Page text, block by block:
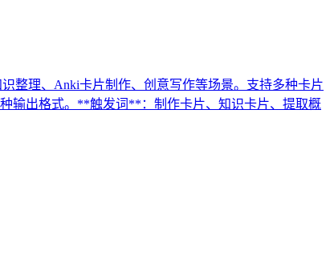
整理、Anki卡片制作、创意写作等场景。支持多种卡片
输出格式。**触发词**：制作卡片、知识卡片、提取概